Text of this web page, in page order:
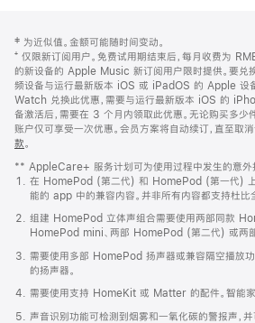
页
页
脚
注
‡ 为近似值。金额可能随时间变动。
⁺ 仅限新订阅用户。免费试用期结束后，每月收费为
的新设备的 Apple Music 新订阅用户限时提供。要兑
频设备与运行最新版本 iOS 或 iPadOS 的 Apple 设
Watch 兑换此优惠，需要与运行最新版本 iOS 的
备激活后，需要在 3 个月内领取此优惠。无论购买多少
账户仅可享受一次优惠。会员方案将自动续订，直至取
款。
窗
口
中
打
开)
** AppleCare+ 服务计划可为使用过程中发生的意外
在 HomePod (第二代) 和 HomePod (第一代) 上
能的 app 中的兼容内容。并非所有内容都支持杜比
组建 HomePod 立体声组合需要使用两部同款
HomePod mini、两部 HomePod (第二代) 或两
需要使用多部 HomePod 扬声器或兼容隔空播放
的扬声器。
需要使用支持 HomeKit 或 Matter 的配件。智能家
声音识别功能可检测到烟雾和一氧化碳的警报声，